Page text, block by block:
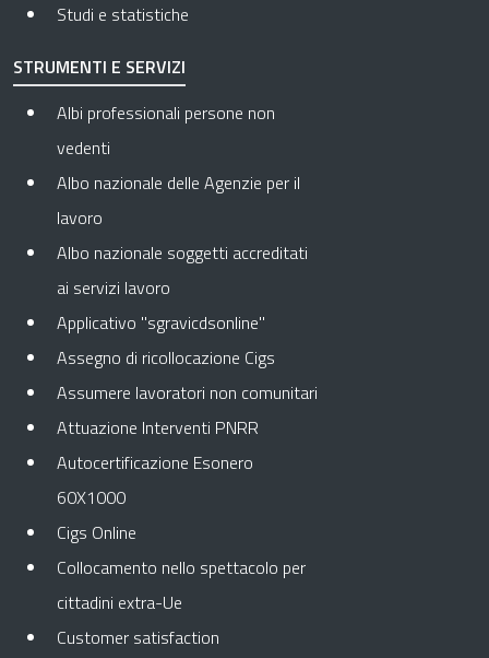
Studi e statistiche
STRUMENTI E SERVIZI
Albi professionali persone non
vedenti
Albo nazionale delle Agenzie per il
lavoro
Albo nazionale soggetti accreditati
ai servizi lavoro
Applicativo "sgravicdsonline"
Assegno di ricollocazione Cigs
Assumere lavoratori non comunitari
Attuazione Interventi PNRR
Autocertificazione Esonero
60X1000
Cigs Online
Collocamento nello spettacolo per
cittadini extra-Ue
Customer satisfaction